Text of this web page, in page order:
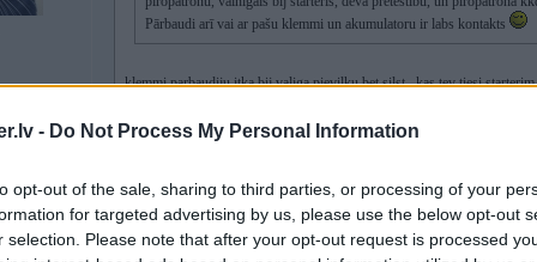
- Do Not Process My Personal Information
opt-out of the sale, sharing to third parties, or processing of your
for targeted advertising by us, please use the below opt-out
selection. Please note that after your opt-out request is processed
Pārbaudi arī vai ar pašu klemmi un akumulatoru ir labs kontakts
klemmi parbaudiju itka bij valiga pievilku bet silst...kas tev tiesi
Starteris baigi smagi grieza, līdz nomira vispār, nebija jaudas pagriezt
aķi, jo vecais nobeidzās, netika īsti elektrības nabagam
, līdz ar to
Pēc esošām manipulācijām - vads vairs nekarst, aķis normāli lādējās un